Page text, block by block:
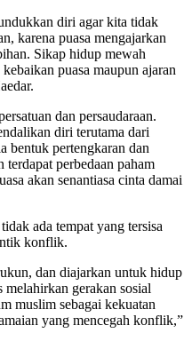
diri agar kita tidak
karena puasa mengajarkan
Sikap hidup mewah
puasa maupun ajaran
dan persaudaraan.
diri terutama dari
bentuk pertengkaran dan
perbedaan paham
akan senantiasa cinta damai
ada tempat yang tersisa
konflik.
dan diajarkan untuk hidup
melahirkan gerakan sosial
muslim sebagai kekuatan
yang mencegah konflik,”